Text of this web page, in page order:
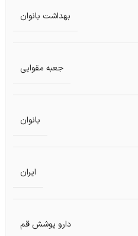
بهداشت بانوان
جعبه مقوایی
بانوان
ایران
دارو پوشش قم